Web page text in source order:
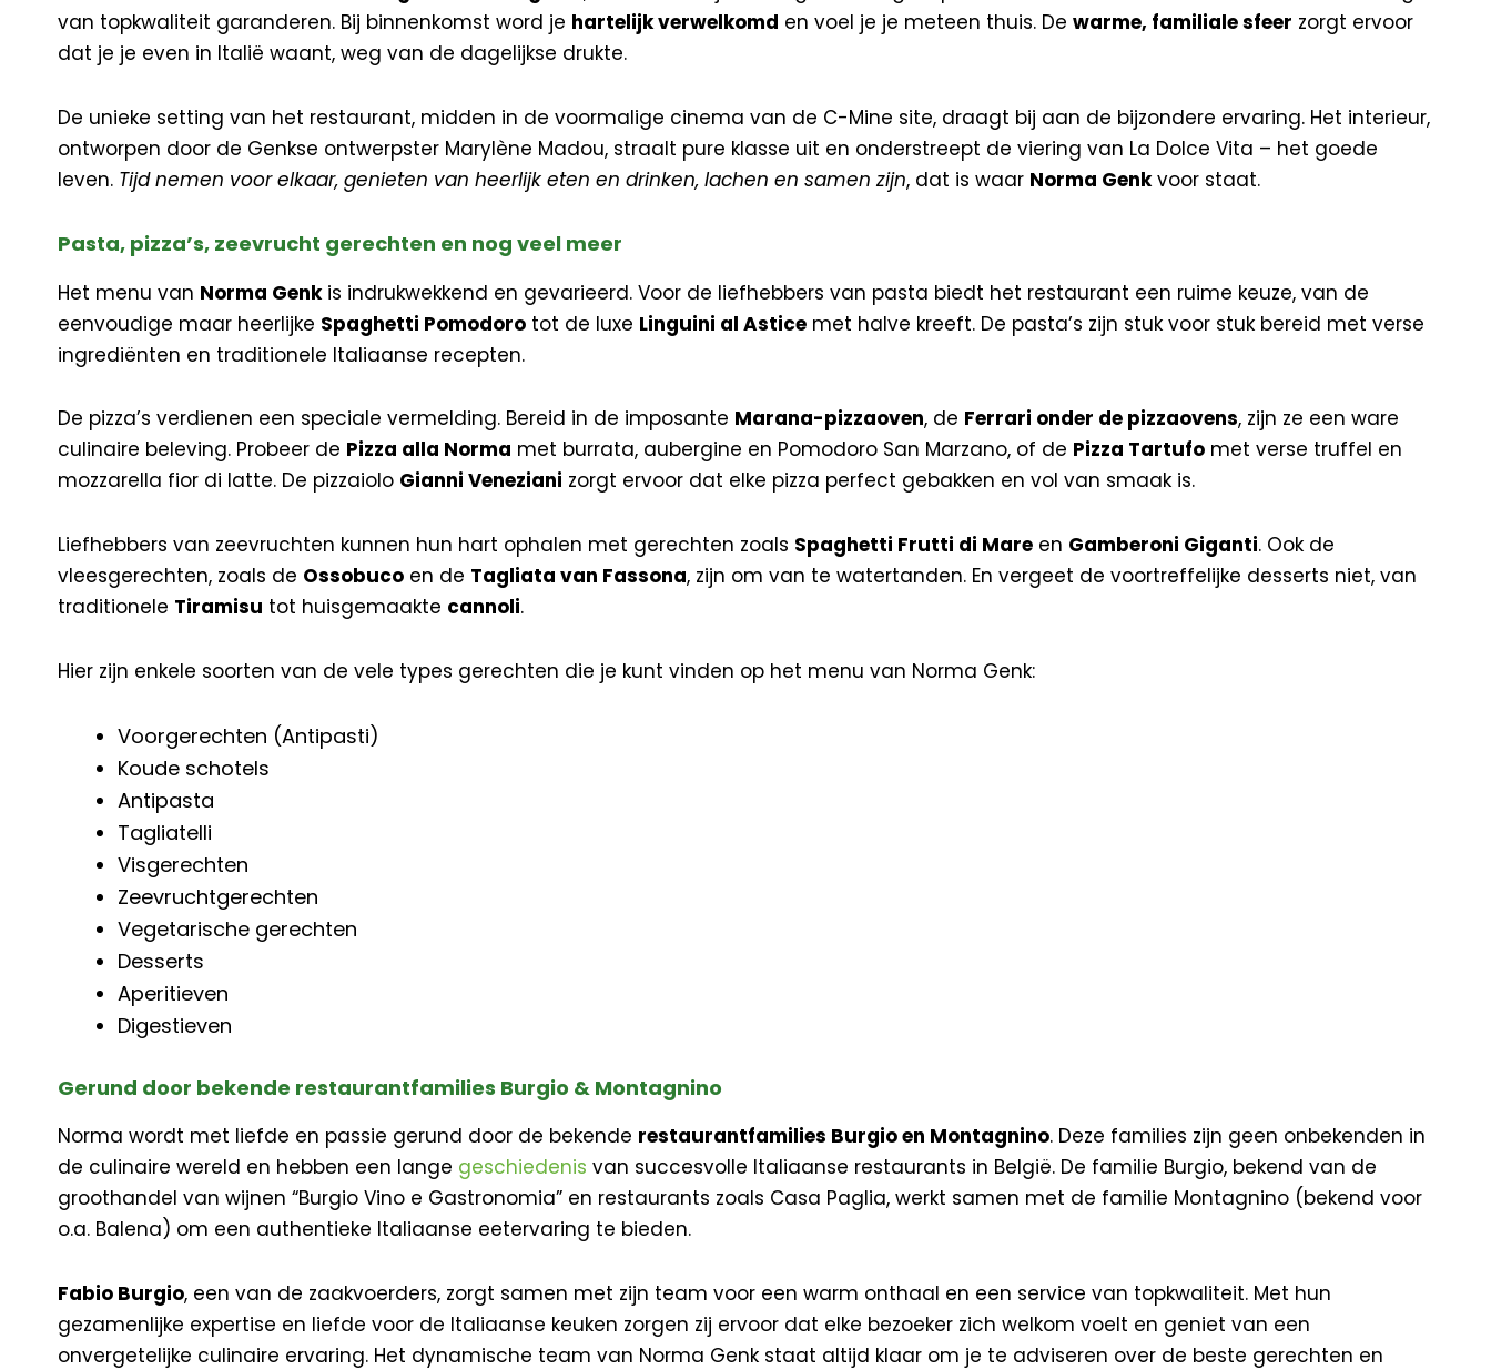
van topkwaliteit garanderen. Bij binnenkomst word je hartelijk verwelkomd en voel je je meteen thuis. De warme, familiale sfeer zorgt ervoor
dat je je even in Italië waant, weg van de dagelijkse drukte.
De unieke setting van het restaurant, midden in de voormalige cinema van de C-Mine site, draagt bij aan de bijzondere ervaring. Het interieur,
ontworpen door de Genkse ontwerpster Marylène Madou, straalt pure klasse uit en onderstreept de viering van La Dolce Vita – het goede
leven. Tijd nemen voor elkaar, genieten van heerlijk eten en drinken, lachen en samen zijn, dat is waar Norma Genkvoor staat.
Pasta, pizza’s, zeevrucht gerechten en nog veel meer
Het menu van Norma Genkis indrukwekkend en gevarieerd. Voor de liefhebbers van pasta biedt het restaurant een ruime keuze, van de
eenvoudige maar heerlijke Spaghetti Pomodoro tot de luxe Linguini al Astice met halve kreeft. De pasta’s zijn stuk voor stuk bereid met verse
ingrediënten en traditionele Italiaanse recepten.
De pizza’s verdienen een speciale vermelding. Bereid in de imposante Marana-pizzaoven, de Ferrari onder de pizzaovens, zijn ze een ware
culinaire beleving. Probeer de Pizza alla Norma met burrata, aubergine en Pomodoro San Marzano, of de Pizza Tartufo met verse truffel en
mozzarella fior di latte. De pizzaiolo Gianni Veneziani zorgt ervoor dat elke pizza perfect gebakken en vol van smaak is.
Liefhebbers van zeevruchten kunnen hun hart ophalen met gerechten zoals Spaghetti Frutti di Mare en Gamberoni Giganti. Ook de
vleesgerechten, zoals de Ossobuco en de Tagliata van Fassona, zijn om van te watertanden. En vergeet de voortreffelijke desserts niet, van
traditionele Tiramisu tot huisgemaakte cannoli.
Hier zijn enkele soorten van de vele types gerechten die je kunt vinden op het menu van Norma Genk:
Voorgerechten (Antipasti)
Koude schotels
Antipasta
Tagliatelli
Visgerechten
Zeevruchtgerechten
Vegetarische gerechten
Desserts
Aperitieven
Digestieven
Gerund door bekende restaurantfamilies Burgio & Montagnino
Norma wordt met liefde en passie gerund door de bekende restaurantfamilies Burgio en Montagnino. Deze families zijn geen onbekenden in
de culinaire wereld en hebben een lange geschiedenis van succesvolle Italiaanse restaurants in België. De familie Burgio, bekend van de
groothandel van wijnen “Burgio Vino e Gastronomia” en restaurants zoals Casa Paglia, werkt samen met de familie Montagnino (bekend voor
o.a. Balena) om een authentieke Italiaanse eetervaring te bieden.
Fabio Burgio, een van de zaakvoerders, zorgt samen met zijn team voor een warm onthaal en een service van topkwaliteit. Met hun
gezamenlijke expertise en liefde voor de Italiaanse keuken zorgen zij ervoor dat elke bezoeker zich welkom voelt en geniet van een
onvergetelijke culinaire ervaring. Het dynamische team van Norma Genk staat altijd klaar om je te adviseren over de beste gerechten en